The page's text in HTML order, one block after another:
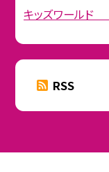
キッズワールド
RSS